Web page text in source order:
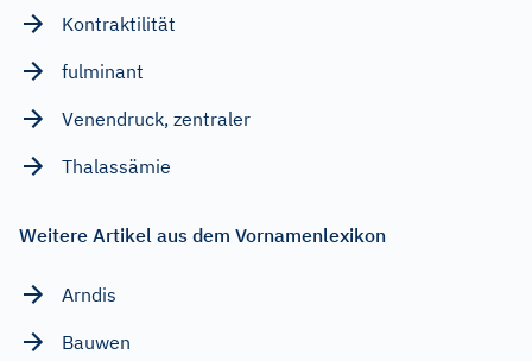
Kontraktilität
fulminant
Venendruck, zentraler
Thalassämie
Weitere Artikel aus dem Vornamenlexikon
Arndis
Bauwen